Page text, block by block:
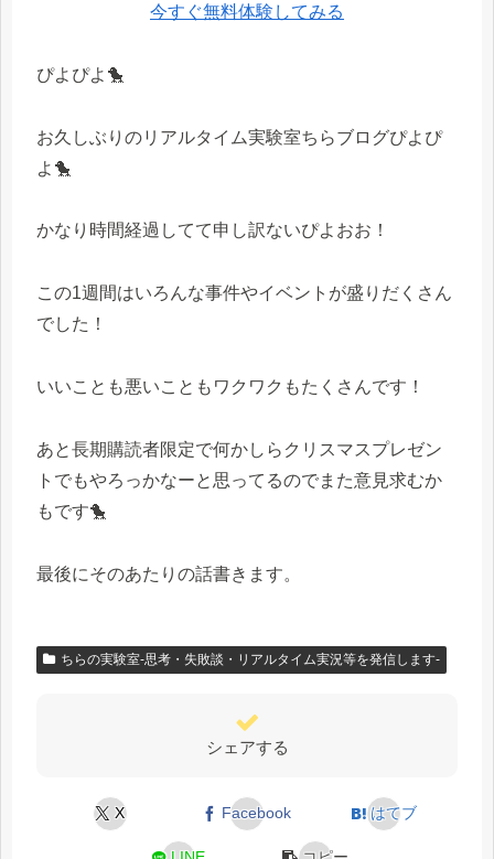
今すぐ無料体験してみる
ぴよぴよ🐤
お久しぶりのリアルタイム実験室ちらブログぴよぴ
よ🐤
かなり時間経過してて申し訳ないぴよおお！
この1週間はいろんな事件やイベントが盛りだくさん
でした！
いいことも悪いこともワクワクもたくさんです！
あと長期購読者限定で何かしらクリスマスプレゼン
トでもやろっかなーと思ってるのでまた意見求むか
もです🐤
最後にそのあたりの話書きます。
ちらの実験室-思考・失敗談・リアルタイム実況等を発信します-
シェアする
X Facebook はてブ